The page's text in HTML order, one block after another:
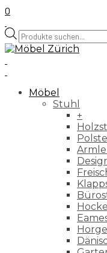
0
Products
search
Möbel
Stuhl
+